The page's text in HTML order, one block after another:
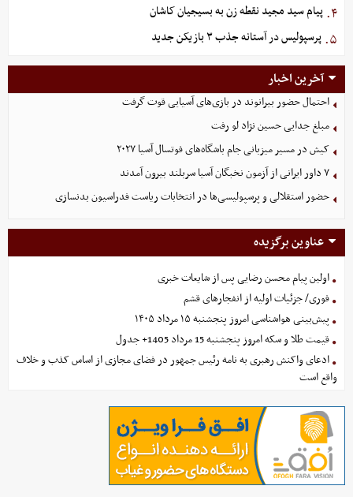
۴. پیام سید مجید نقطه زن به بسیجیان کاشان
۵. پرسپولیس در آستانه جذب ۳ بازیکن جدید
آخرین اخبار
احتمال حضور بیرانوند در بازی‌های آسیایی قوت گرفت
مبلغ جدایی حسین نژاد لو رفت
کیش در مسیر میزبانی جام باشگاه‌های فوتسال آسیا ۲۰۲۷
۷ داور ایرانی از آزمون نخبگان آسیا سربلند بیرون آمدند
حضور استقلالی و پرسپولیسی‌ها در انتخابات ریاست فدراسیون بدنسازی
عناوین برگزیده
اولین پیام محسن رضایی پس از شایعات خبری
فوری/ جزئیات اولیه از انفجارهای قشم
پیش‌بینی هواشناسی امروز پنجشنبه ۱۵ مرداد ۱۴۰۵
قیمت طلا و سکه امروز پنجشنبه 15 مرداد 1405+ جدول
ادعای واکنش رهبری به نامه رئیس جمهور در فضای مجازی از اساس کذب و خلاف
واقع است